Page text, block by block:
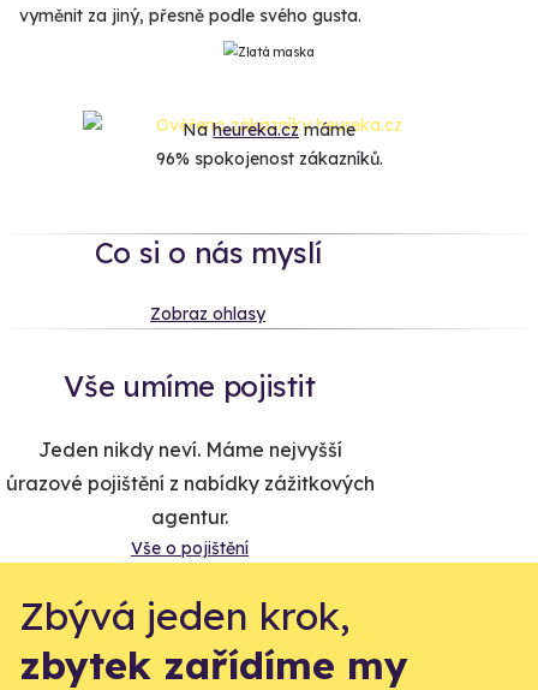
vyměnit za jiný, přesně podle svého gusta.
Naheureka.czmáme
96% spokojenost zákazníků.
Co si o nás myslí
Zobraz ohlasy
Vše umíme pojistit
Jeden nikdy neví. Máme nejvyšší
úrazové pojištění z nabídky zážitkových
agentur.
Vše o pojištění
Zbývá jeden krok,
zbytek zařídíme my